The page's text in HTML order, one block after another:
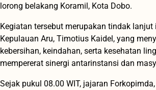
lorong belakang Koramil, Kota Dobo.
Kegiatan tersebut merupakan tindak lanjut
Kepulauan Aru, Timotius Kaidel, yang
kebersihan, keindahan, serta kesehatan
mempererat sinergi antarinstansi dan
Sejak pukul 08.00 WIT, jajaran